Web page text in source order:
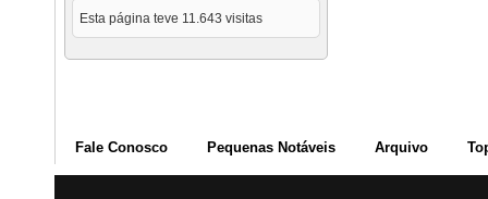
Esta página teve 11.643 visitas
Fale Conosco Pequenas Notáveis Arquivo